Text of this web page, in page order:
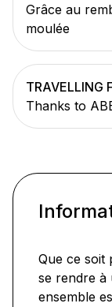
Grâce au
moulée
TRAVELLING
Thanks to
Que ce
se rendre à
ensemble